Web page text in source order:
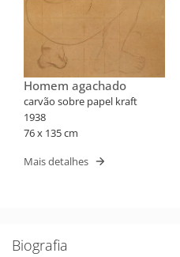
Homem agachado
carvão sobre papel kraft
1938
76 x 135 cm
Mais detalhes
Biografia